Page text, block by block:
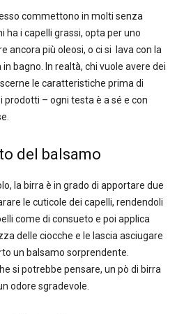
commettono in molti senza
ha i capelli grassi, opta per uno
ancora più oleosi, o ci si lava con la
bagno. In realtà, chi vuole avere dei
le caratteristiche prima di
prodotti – ogni testa è a sé e con
del balsamo
la birra è in grado di apportare due
le cuticole dei capelli, rendendoli
come di consueto e poi applica
delle ciocche e le lascia asciugare
un balsamo sorprendente.
si potrebbe pensare, un pò di birra
odore sgradevole.